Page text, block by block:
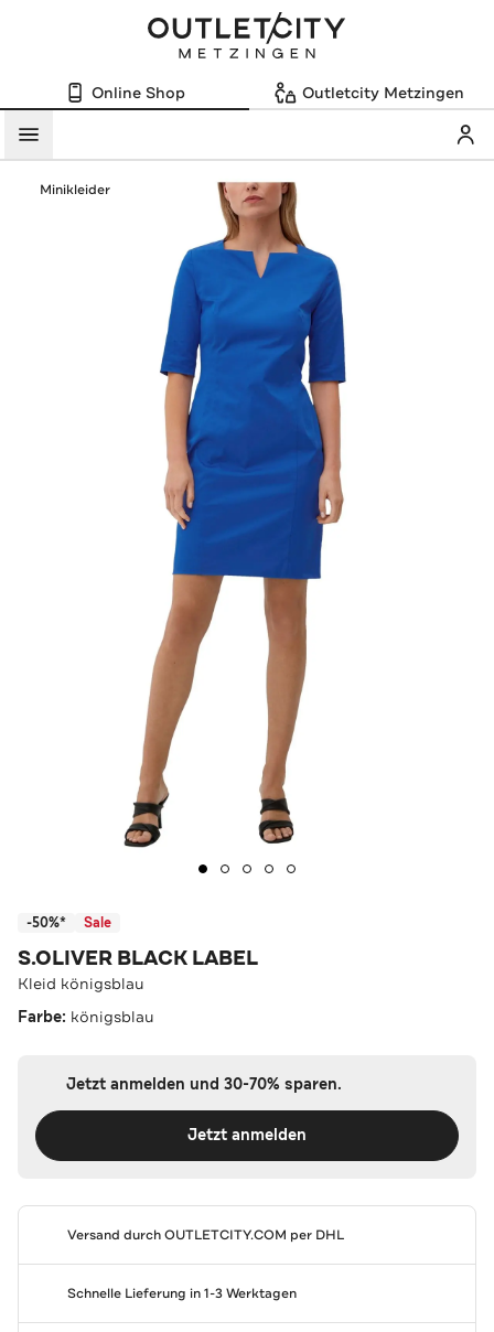
Online Shop Outletcity Metzingen
Menü
Minikleider
-50%* Sale
S.OLIVER BLACK LABEL
Kleid königsblau
Farbe: königsblau
Jetzt anmelden und 30-70% sparen.
Jetzt anmelden
Versand durchOUTLETCITY.COM per DHL
Schnelle Lieferung in 1-3 Werktagen